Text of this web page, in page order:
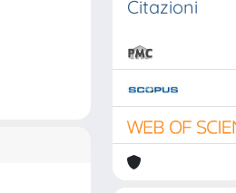
Citazioni